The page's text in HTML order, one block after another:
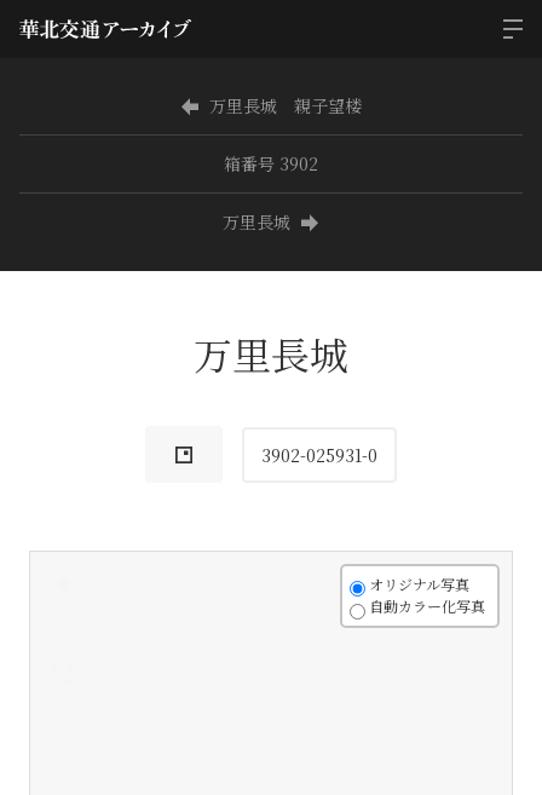
万里長城 親子望楼
箱番号 3902
万里長城
万里長城
3902-025931-0
オリジナル写真
自動カラー化写真